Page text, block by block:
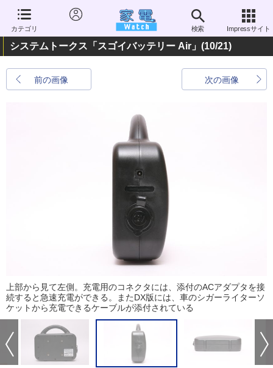
カテゴリ 検索 Impressサイト
システムトークス「スゴイバッテリー Air」 (10/21)
前の画像 次の画像
上部から見て左側。充電用のコネクタには、添付のACアダプタを接
続すると急速充電ができる。またDX版には、車のシガーライターソ
ケットから充電できるケーブルが添付されている